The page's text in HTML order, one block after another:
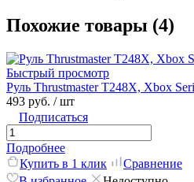
Похожие товары (4)
Быстрый просмотр
Руль Thrustmaster T248X, Xbox
493 руб. / шт
Подписаться
Подробнее
Купить в 1 клик
Сравнение